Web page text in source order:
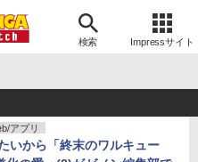
検索 Impressサイト
アプリ
いから「終末のワルキュー